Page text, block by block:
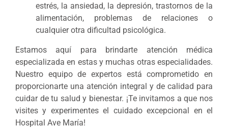
estrés, la ansiedad, la depresión, trastornos de la
alimentación, problemas de relaciones o
cualquier otra dificultad psicológica.
Estamos aquí para brindarte atención médica
especializada en estas y muchas otras especialidades.
Nuestro equipo de expertos está comprometido en
proporcionarte una atención integral y de calidad para
cuidar de tu salud y bienestar. ¡Te invitamos a que nos
visites y experimentes el cuidado excepcional en el
Hospital Ave María!